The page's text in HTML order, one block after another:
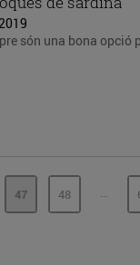
són una bona opció
PÁGINA
47 PÁGINA
48 ...